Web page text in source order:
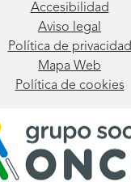
Accesibilidad
Aviso legal
Política de privacidad
Mapa Web
Política de cookies